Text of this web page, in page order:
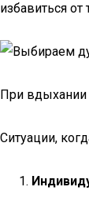
избавиться
При вдыхании
Ситуации,